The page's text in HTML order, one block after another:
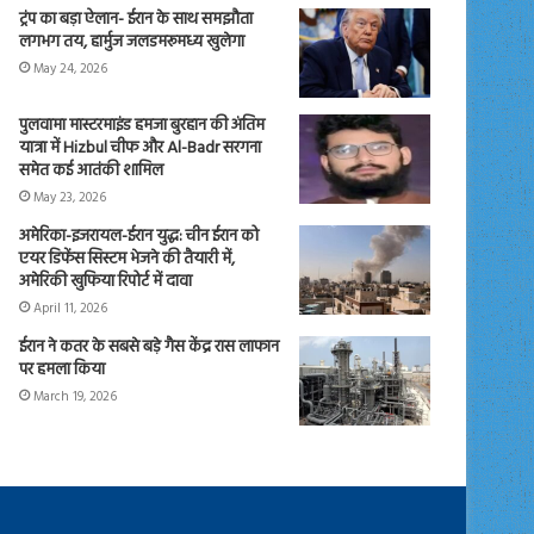
ट्रंप का बड़ा ऐलान- ईरान के साथ समझौता
लगभग तय, हार्मुज जलडमरूमध्य खुलेगा
May 24, 2026
पुलवामा मास्टरमाइंड हमजा बुरहान की अंतिम
यात्रा में Hizbul चीफ और Al-Badr सरगना
समेत कई आतंकी शामिल
May 23, 2026
अमेरिका-इजरायल-ईरान युद्ध: चीन ईरान को
एयर डिफेंस सिस्टम भेजने की तैयारी में,
अमेरिकी खुफिया रिपोर्ट में दावा
April 11, 2026
ईरान ने कतर के सबसे बड़े गैस केंद्र रास लाफान
पर हमला किया
March 19, 2026